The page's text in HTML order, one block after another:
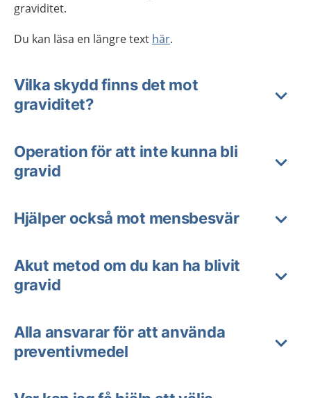
graviditet.
Du kan läsa en längre text här.
Vilka skydd finns det mot
graviditet?
Operation för att inte kunna bli
gravid
Hjälper också mot mensbesvär
Akut metod om du kan ha blivit
gravid
Alla ansvarar för att använda
preventivmedel